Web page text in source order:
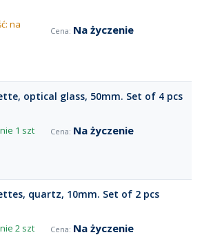
na
Na życzenie
optical glass, 50mm. Set of 4 pcs
1 szt
Na życzenie
quartz, 10mm. Set of 2 pcs
2 szt
Na życzenie